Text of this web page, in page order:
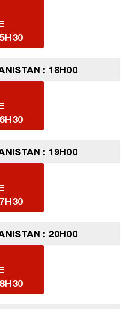
: 18H00
: 19H00
: 20H00